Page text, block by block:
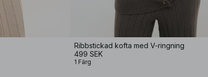
Ribbstickad kofta med V-ringning
499 SEK
1 Färg